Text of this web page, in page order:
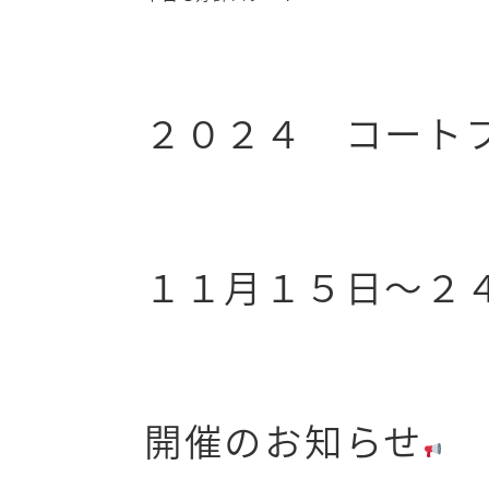
２０２４ コート
１１月１５日～２
開催のお知らせ